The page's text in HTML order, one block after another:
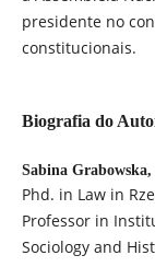
presidente no
constitucionais.
Biografia do
Sabina Grabowska,
Phd. in Law in
Professor in
Sociology and